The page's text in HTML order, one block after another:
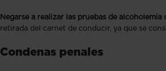
Negarse a realizar las pruebas de alcoholemia
retirada del carnet de conducir, ya que se
Condenas penales